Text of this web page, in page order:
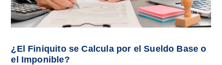
¿El Finiquito se Calcula por el Sueldo Base o
el Imponible?